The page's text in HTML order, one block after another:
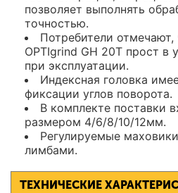
позволяет выполнять
точностью.
Потребители отмечают,
OPTIgrind GH 20T прост в
при эксплуатации.
Индексная головка
фиксации углов поворота.
В комплекте поставки
размером 4/6/8/10/12мм.
Регулируемые
лимбами.
ТЕХНИЧЕСКИЕ